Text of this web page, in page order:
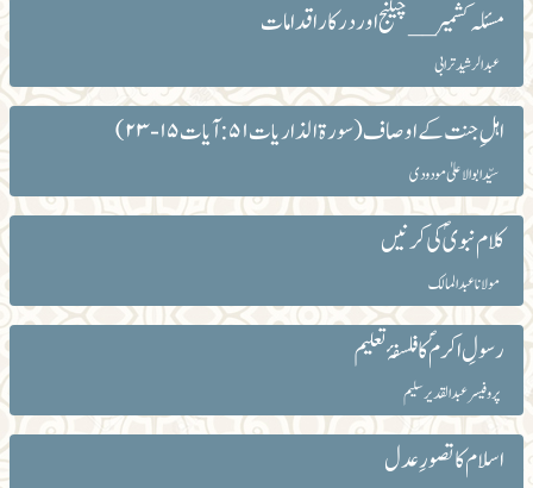
مسئلہ کشمیر __چیلنج اور درکار اقدامات
عبدالرشید ترابی
اہلِ جنت کے اوصاف (سورۃ الذاریات۵۱: آیات ۱۵-۲۳)
سیّد ابوالاعلیٰ مودودی
کلام نبویؐ کی کرنیں
مولانا عبد المالک
رسولِ اکرمؐ کا فلسفۂ تعلیم
پروفیسر عبدالقدیر سلیم
اسلام کا تصورِ عدل